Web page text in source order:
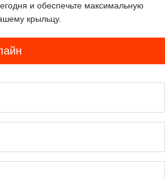
и обеспечьте максимальную
крыльцу.